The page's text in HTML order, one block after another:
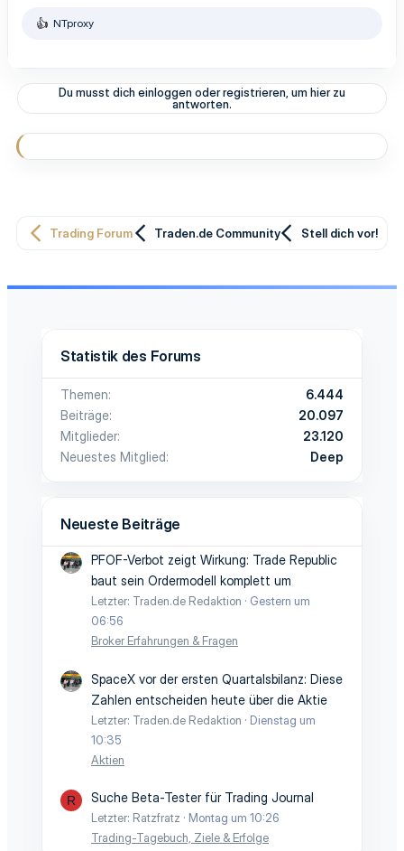
R
t
o
n
n
NTproxy
Du musst dich einloggen oder registrieren, um hier zu
antworten.
Trading Forum Traden.de Community Stell dich vor!
Statistik des Forums
Themen
6.444
Beiträge
20.097
Mitglieder
23.120
Neuestes Mitglied
Deep
Neueste Beiträge
PFOF-Verbot zeigt Wirkung: Trade Republic
baut sein Ordermodell komplett um
Letzter: Traden.de Redaktion
Gestern um
06:56
Broker Erfahrungen & Fragen
SpaceX vor der ersten Quartalsbilanz: Diese
Zahlen entscheiden heute über die Aktie
Letzter: Traden.de Redaktion
Dienstag um
10:35
Aktien
R Suche Beta-Tester für Trading Journal
Letzter: Ratzfratz
Montag um 10:26
Trading-Tagebuch, Ziele & Erfolge